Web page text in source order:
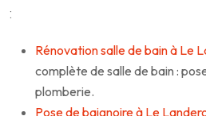
:
Rénovation salle de bain à Le
complète de salle de bain :
plomberie.
Pose de baignoire à Le